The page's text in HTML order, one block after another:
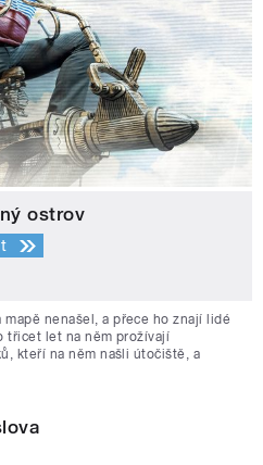
ostrov
nenašel, a přece ho znají lidé
třicet let na něm prožívají
kteří na něm našli útočiště, a